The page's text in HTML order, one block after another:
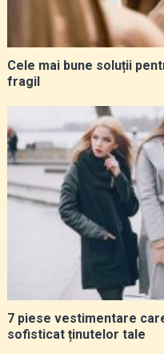
Cele mai bune soluții
fragil
7 piese vestimentare
sofisticat ținutelor tale